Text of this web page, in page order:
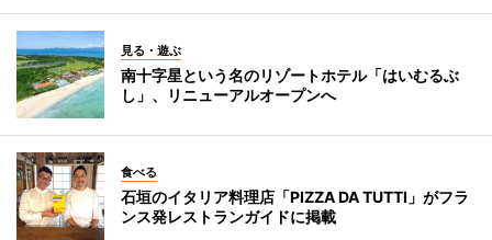
見る・遊ぶ
南十字星という名のリゾートホテル「はいむるぶ
し」、リニューアルオープンへ
食べる
石垣のイタリア料理店「PIZZA DA TUTTI」がフラ
ンス発レストランガイドに掲載